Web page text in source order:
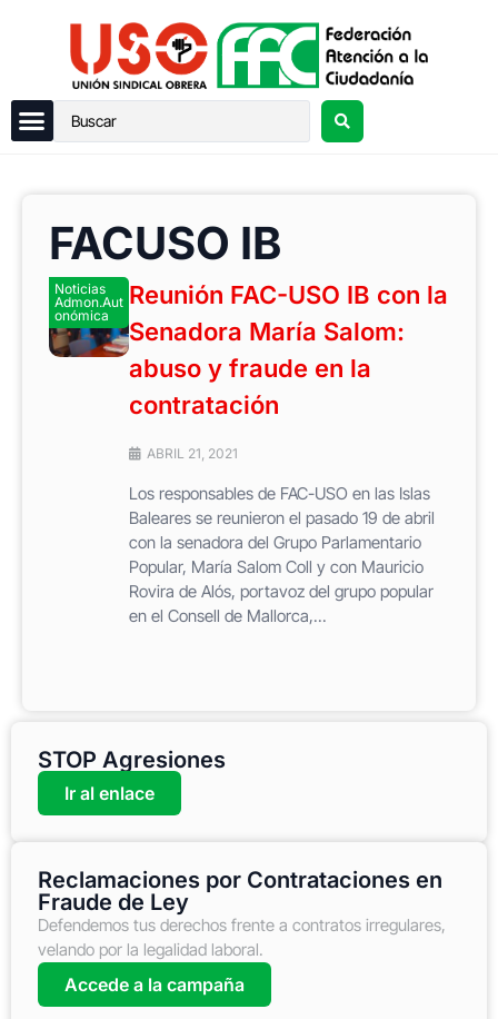
FACUSO IB
Noticias
Admon.Aut
onómica
Reunión FAC-USO IB con la
Senadora María Salom:
abuso y fraude en la
contratación
ABRIL 21, 2021
Los responsables de FAC-USO en las Islas
Baleares se reunieron el pasado 19 de abril
con la senadora del Grupo Parlamentario
Popular, María Salom Coll y con Mauricio
Rovira de Alós, portavoz del grupo popular
en el Consell de Mallorca,...
STOP Agresiones
Ir al enlace
Reclamaciones por Contrataciones en
Fraude de Ley
Defendemos tus derechos frente a contratos irregulares,
velando por la legalidad laboral.
Accede a la campaña